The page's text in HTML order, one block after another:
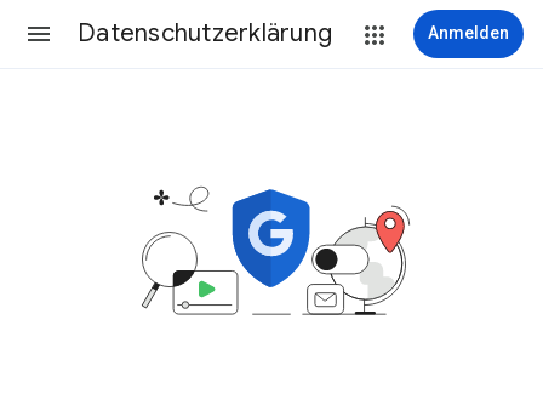
Datenschutzerklärung Anmelden